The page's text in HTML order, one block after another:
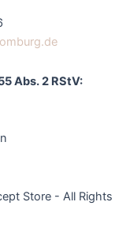
Abs. 2 RStV:
Store - All Rights